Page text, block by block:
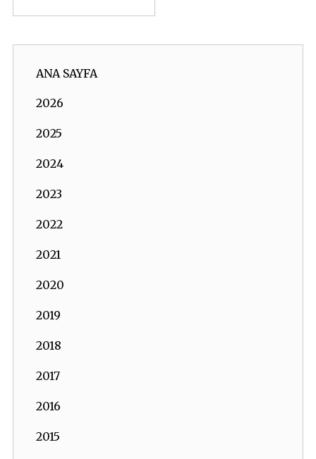
ANA SAYFA
2026
2025
2024
2023
2022
2021
2020
2019
2018
2017
2016
2015